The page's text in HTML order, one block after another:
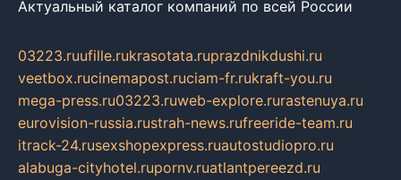
Актуальный каталог компаний по всей России
03223.ruufille.rukrasotata.ruprazdnikdushi.ru
veetbox.rucinemapost.ruciam-fr.rukraft-you.ru
mega-press.ru03223.ruweb-explore.rurastenuya.ru
eurovision-russia.rustrah-news.rufreeride-team.ru
itrack-24.rusexshopexpress.ruautostudiopro.ru
alabuga-cityhotel.rupornv.ruatlantpereezd.ru